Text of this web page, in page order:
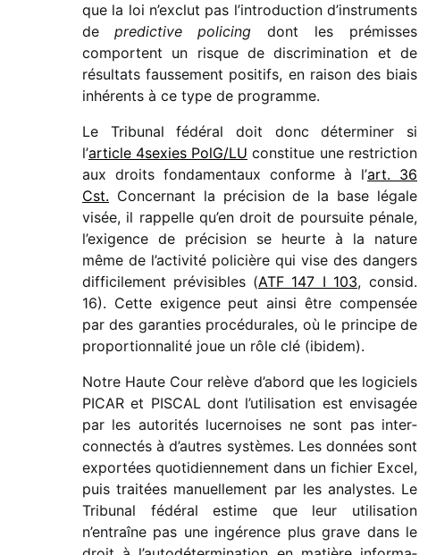
que la loi n’exclut pas l’introduction d’instruments
de predic­tive poli­cing dont les prémisses
comportent un risque de discri­mi­na­tion et de
résul­tats faus­se­ment posi­tifs, en raison des biais
inhé­rents à ce type de programme.
Le Tribunal fédé­ral doit donc déter­mi­ner si
l’article 4sexies PolG/​LU consti­tue une restric­tion
aux droits fonda­men­taux conforme à l’art. 36
Cst. Concernant la préci­sion de la base légale
visée, il rappelle qu’en droit de pour­suite pénale,
l’exigence de préci­sion se heurte à la nature
même de l’activité poli­cière qui vise des dangers
diffi­ci­le­ment prévi­sibles (ATF 147 I 103, consid.
16). Cette exigence peut ainsi être compen­sée
par des garan­ties procé­du­rales, où le prin­cipe de
propor­tion­na­lité joue un rôle clé (ibidem).
Notre Haute Cour relève d’abord que les logi­ciels
PICAR et PISCAL dont l’utilisation est envi­sa­gée
par les auto­ri­tés lucer­noises ne sont pas inter­
con­nec­tés à d’autres systèmes. Les données sont
expor­tées quoti­dien­ne­ment dans un fichier Excel,
puis trai­tées manuel­le­ment par les analystes. Le
Tribunal fédé­ral estime que leur utili­sa­tion
n’entraîne pas une ingé­rence plus grave dans le